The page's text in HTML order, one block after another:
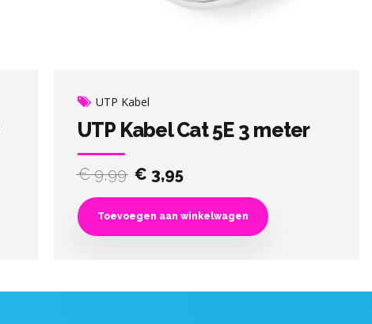
UTP Kabel
UTP Kabel Cat 5E 3 meter
€9,99 Original
was:
€ 3,95Current
is:
Toevoegen aan winkelwagen